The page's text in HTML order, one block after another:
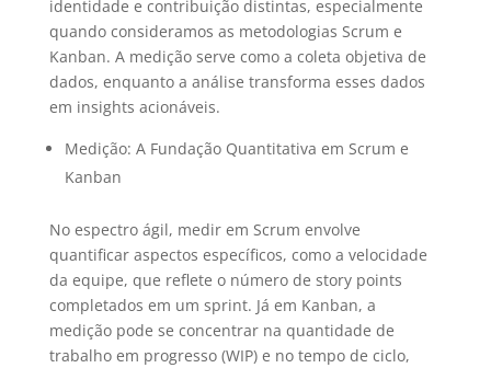
identidade e contribuição distintas, especialmente
quando consideramos as metodologias Scrum e
Kanban. A medição serve como a coleta objetiva de
dados, enquanto a análise transforma esses dados
em insights acionáveis.
Medição: A Fundação Quantitativa em Scrum e
Kanban
No espectro ágil, medir em Scrum envolve
quantificar aspectos específicos, como a velocidade
da equipe, que reflete o número de story points
completados em um sprint. Já em Kanban, a
medição pode se concentrar na quantidade de
trabalho em progresso (WIP) e no tempo de ciclo,